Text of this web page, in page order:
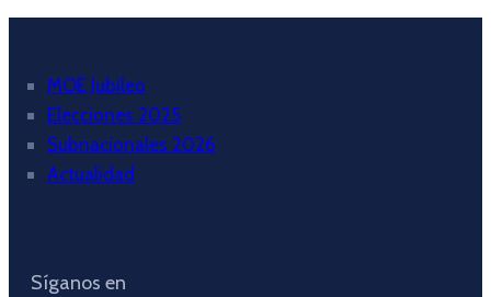
MOE Jubileo
Elecciones 2025
Subnacionales 2026
Actualidad
Síganos en